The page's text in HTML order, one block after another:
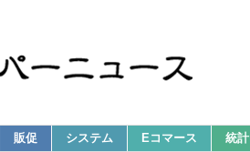
販促 システム Eコマース 統計